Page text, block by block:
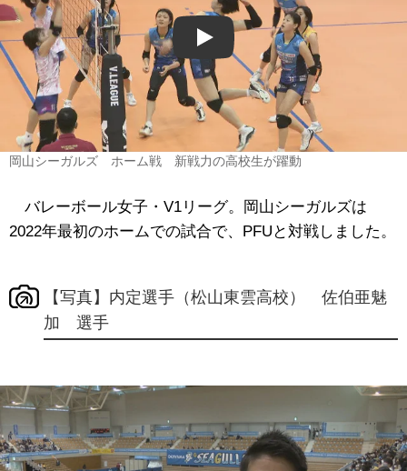
Play
岡山シーガルズ ホーム戦 新戦力の高校生が躍動
バレーボール女子・V1リーグ。岡山シーガルズは
2022年最初のホームでの試合で、PFUと対戦しました。
【写真】内定選手（松山東雲高校） 佐伯亜魅
加 選手